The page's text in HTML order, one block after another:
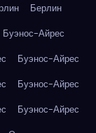
Берлин
Буэнос-Айрес
Буэнос-Айрес
Буэнос-Айрес
Буэнос-Айрес